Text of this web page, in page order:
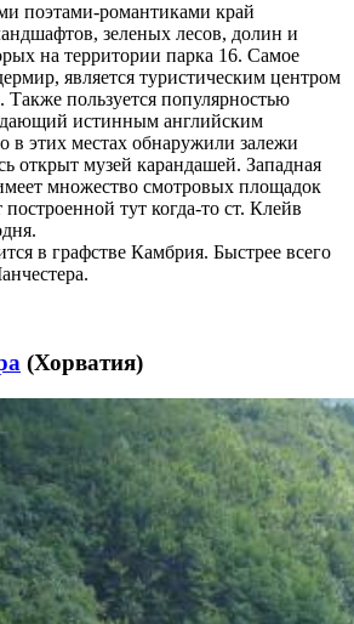
поэтами-романтиками край
зеленых лесов, долин и
на территории парка 16. Самое
является туристическим центром
Также пользуется популярностью
истинным английским
в этих местах обнаружили залежи
открыт музей карандашей. Западная
множество смотровых площадок
тут когда-то ст. Клейв
в графстве Камбрия. Быстрее всего
(Хорватия)